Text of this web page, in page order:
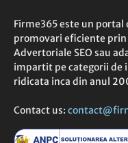
Firme365 este un
promovari eficiente
Advertoriale SEO sau
impartit pe categorii de
ridicata inca din anul
Contact us: